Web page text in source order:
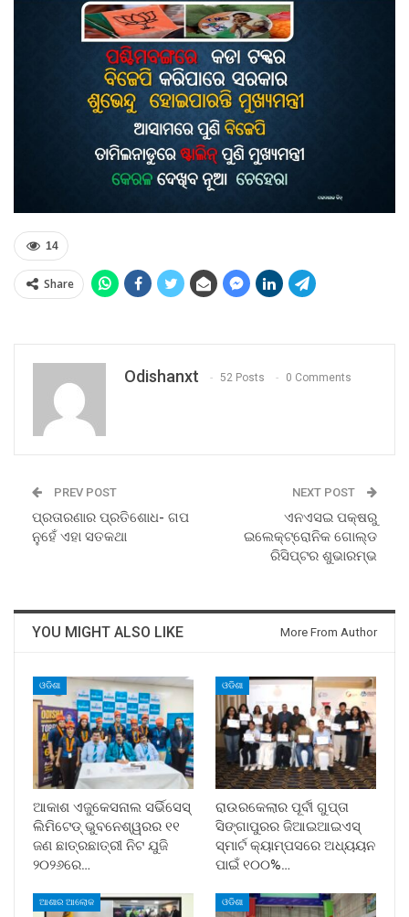
14
Share
Odishanxt 52 Posts 0 Comments
PREV POST
ପ୍ରତାରଣାର ପ୍ରତିଶୋଧ- ଗପ
ନୁହେଁ ଏହା ସତକଥା
NEXT POST
ଏନଏସଇ ପକ୍ଷରୁ
ଇଲେକ୍‌ଟ୍ରୋନିକ ଗୋଲ୍ଡ
ରିସିପ୍ଟର ଶୁଭାରମ୍ଭ
YOU MIGHT ALSO LIKE More From Author
ଓଡିଶା
ଆକାଶ ଏଜୁକେସନାଲ ସର୍ଭିସେସ୍
ଲିମିଟେଡ୍ ଭୁବନେଶ୍ୱରର ୧୧
ଜଣ ଛାତ୍ରଛାତ୍ରୀ ନିଟ ଯୁଜି
୨୦୨୬ରେ…
ଓଡିଶା
ରାଉରକେଲାର ପୂର୍ବୀ ଗୁପ୍ତା
ସିଙ୍ଗାପୁରର ଜିଆଇଆଇଏସ୍
ସ୍ମାର୍ଟ କ୍ୟାମ୍ପସରେ ଅଧ୍ୟୟନ
ପାଇଁ ୧୦୦%…
ଆଶାର ଆଲୋକ ଓଡିଶା